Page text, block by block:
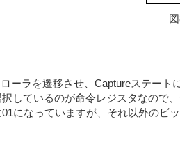
ーラを遷移させ、Captureステート
しているのが命令レジスタなので
01になっていますが、それ以外のビ